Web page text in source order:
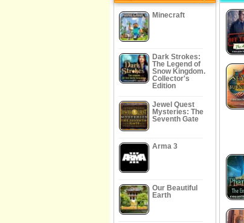
Minecraft
Dark Strokes:
The Legend of
Snow Kingdom.
Collector's
Edition
Jewel Quest
Mysteries: The
Seventh Gate
Arma 3
Our Beautiful
Earth